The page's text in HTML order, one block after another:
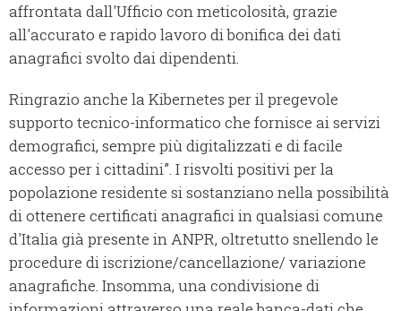
affrontata dall'Ufficio con meticolosità, grazie
all'accurato e rapido lavoro di bonifica dei dati
anagrafici svolto dai dipendenti.
Ringrazio anche la Kibernetes per il pregevole
supporto tecnico-informatico che fornisce ai servizi
demografici, sempre più digitalizzati e di facile
accesso per i cittadini”. I risvolti positivi per la
popolazione residente si sostanziano nella possibilità
di ottenere certificati anagrafici in qualsiasi comune
d'Italia già presente in ANPR, oltretutto snellendo le
procedure di iscrizione/cancellazione/ variazione
anagrafiche. Insomma, una condivisione di